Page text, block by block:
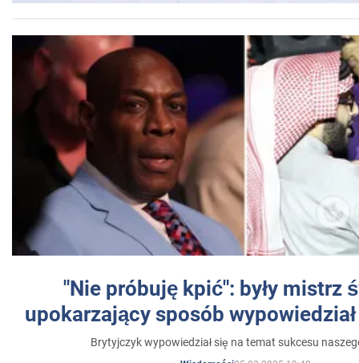
"Nie próbuję kpić": były mistrz
upokarzający sposób
Brytyjczyk wypowiedział się na temat sukcesu